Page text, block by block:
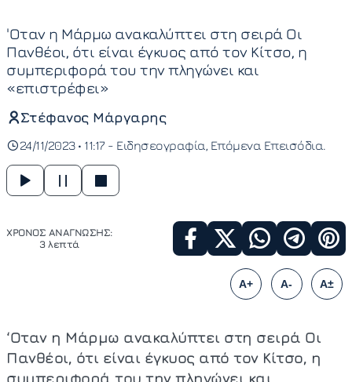
'Οταν η Μάρμω ανακαλύπτει στη σειρά Οι
Πανθέοι, ότι είναι έγκυος από τον Κίτσο, η
συμπεριφορά του την πληγώνει και
«επιστρέφει»
Στέφανος Μάργαρης
24/11/2023 • 11:17 - Ειδησεογραφία Επόμενα Επεισόδια
ΧΡΟΝΟΣ ΑΝΑΓΝΩΣΗΣ:
3 λεπτά
A+ A- A±
‘Οταν η Μάρμω ανακαλύπτει στη σειρά Οι
Πανθέοι, ότι είναι έγκυος από τον Κίτσο, η
συμπεριφορά του την πληγώνει και